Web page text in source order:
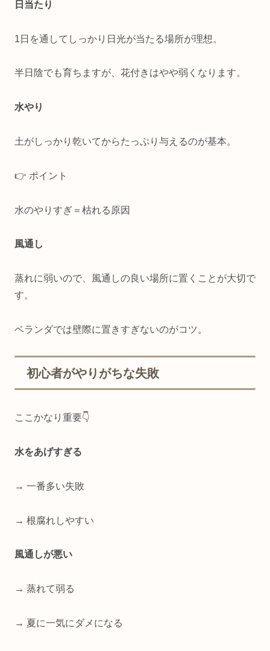
日当たり
1日を通してしっかり日光が当たる場所が理想。
半日陰でも育ちますが、花付きはやや弱くなります。
水やり
土がしっかり乾いてからたっぷり与えるのが基本。
👉 ポイント
水のやりすぎ＝枯れる原因
風通し
蒸れに弱いので、風通しの良い場所に置くことが大切で
す。
ベランダでは壁際に置きすぎないのがコツ。
初心者がやりがちな失敗
ここかなり重要👇
水をあげすぎる
→ 一番多い失敗
→ 根腐れしやすい
風通しが悪い
→ 蒸れて弱る
→ 夏に一気にダメになる